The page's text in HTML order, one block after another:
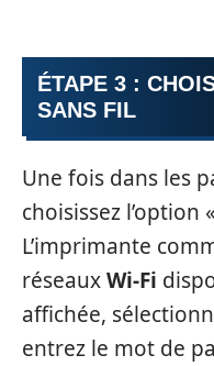
ÉTAPE 3 :
SANS FIL
Une fois dans les
choisissez l’option
L’imprimante
réseauxWi-Fi
affichée,
entrez le mot de